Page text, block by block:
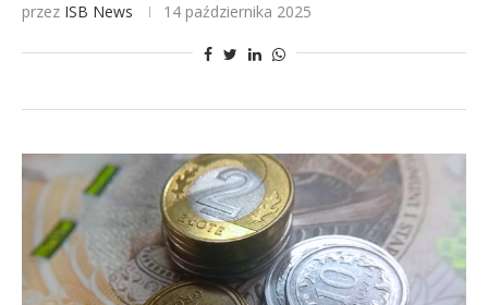
przez ISB News 14 października 2025